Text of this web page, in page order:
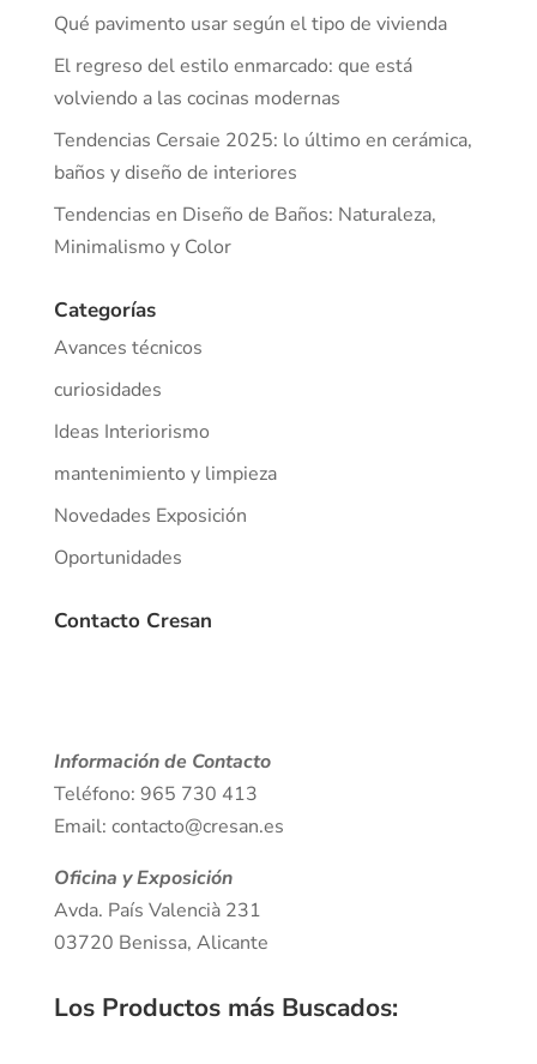
Qué pavimento usar según el tipo de vivienda
El regreso del estilo enmarcado: que está
volviendo a las cocinas modernas
Tendencias Cersaie 2025: lo último en cerámica,
baños y diseño de interiores
Tendencias en Diseño de Baños: Naturaleza,
Minimalismo y Color
Categorías
Avances técnicos
curiosidades
Ideas Interiorismo
mantenimiento y limpieza
Novedades Exposición
Oportunidades
Contacto Cresan
Información de Contacto
Teléfono: 965 730 413
Email: contacto@cresan.es
Oficina y Exposición
Avda. País Valencià 231
03720 Benissa, Alicante
Los Productos más Buscados: